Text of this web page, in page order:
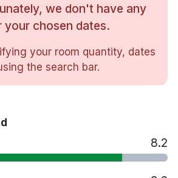
eller badkar
mot en avgift
we don't have any
your chosen dates.
your room quantity, dates
the search bar.
8.2